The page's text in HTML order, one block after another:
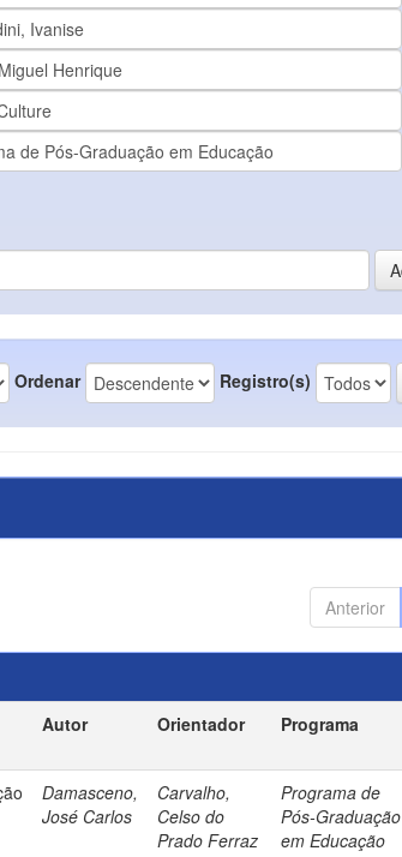
Ordenar Registro(s)
Anterior
Autor Orientador Programa
Damasceno,
José Carlos
Carvalho,
Celso do
Prado Ferraz
Programa de
Pós-Graduação
em Educação